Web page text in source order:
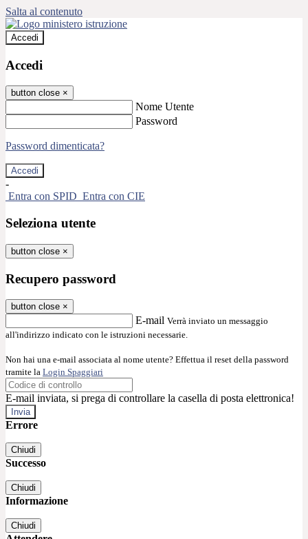
Salta al contenuto
Accedi
Accedi
button close ×
Nome Utente
Password
Password dimenticata?
-
Entra con SPID Entra con CIE
Seleziona utente
button close ×
Recupero password
button close ×
E-mail Verrà inviato un messaggio
all'indirizzo indicato con le istruzioni necessarie.
Non hai una e-mail associata al nome utente? Effettua il reset della password
tramite la Login Spaggiari
E-mail inviata, si prega di controllare la casella di posta elettronica!
Errore
Chiudi
Successo
Chiudi
Informazione
Chiudi